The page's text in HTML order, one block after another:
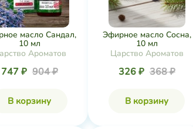
масло Сандал,
10 мл
Ароматов
747 ₽ 904 ₽
В корзину
Эфирное масло Сосна,
10 мл
Царство Ароматов
326 ₽ 368 ₽
В корзину